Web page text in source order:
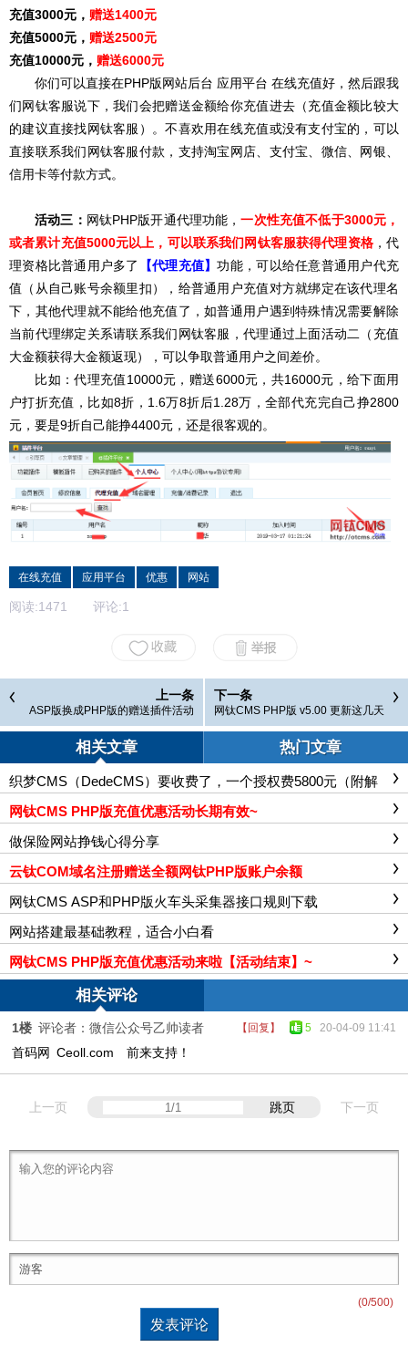
充值3000元， 赠送1400元
充值5000元， 赠送2500元
充值10000元， 赠送6000元
你们可以直接在PHP版网站后台 应用平台 在线充值好，然后跟我
们网钛客服说下，我们会把赠送金额给你充值进去（充值金额比较大
的建议直接找网钛客服）。不喜欢用在线充值或没有支付宝的，可以
直接联系我们网钛客服付款，支持淘宝网店、支付宝、微信、网银、
信用卡等付款方式。
活动三： 网钛PHP版开通代理功能，一次性充值不低于3000元，
或者累计充值5000元以上 ，可以联系我们网钛客服获得代理资格，代
理资格比普通用户多了
【代理充值】功能，可以给任意普通用户代充
值（从自己账号余额里扣）
，给普通用户充值对方就绑定在该代理名
下，其他代理就不能给他充值了，如普通用户遇到特殊情况需要解除
当前代理绑定关系请联系我们网钛客服 ，代理通过上面活动二（充值
大金额获得大金额返现），可以争取普通用户之间差价。
比如：代理充值10000元，赠送6000元，共16000元，给下面用
户打折充值，比如8折，1.6万8折后1.28万，全部代充完自己挣2800
元，要是9折自己能挣4400元，还是很客观的。
在线充值 应用平台 优惠 网站
阅读:1471 评论:1
上一条
ASP版换成PHP版的赠送插件活动
下一条
网钛CMS PHP版 v5.00 更新这几天
推出
相关文章 热门文章
织梦CMS（DedeCMS）要收费了，一个授权费5800元（附解
决办法）
网钛CMS PHP版充值优惠活动长期有效~
做保险网站挣钱心得分享
云钛COM域名注册赠送全额网钛PHP版账户余额
网钛CMS ASP和PHP版火车头采集器接口规则下载
网站搭建最基础教程，适合小白看
网钛CMS PHP版充值优惠活动来啦【活动结束】~
相关评论
【回复】 5 20-04-09 11:41
1楼 评论者：微信公众号乙帅读者
首码网 Ceoll.com 前来支持！
上一页 跳页 下一页
(0/500)